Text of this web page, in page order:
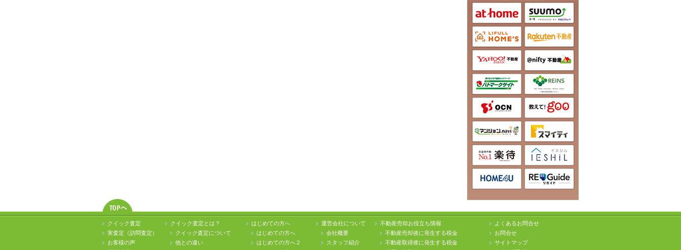
クイック査定
実査定（訪問査定）
お客様の声
クイック査定とは？
クイック査定について
他との違い
はじめての方へ
はじめての方へ
はじめての方へ２
運営会社について
会社概要
スタッフ紹介
不動産売却お役立ち情報
不動産売却後に発生する税金
不動産取得後に発生する税金
よくあるお問合せ
お問合せ
サイトマップ